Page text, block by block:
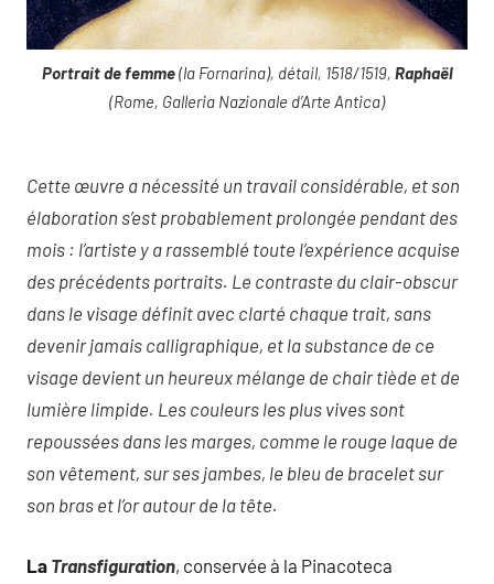
Portrait de femme(la Fornarina), détail, 1518/1519, Raphaël
(Rome, Galleria Nazionale d’Arte Antica)
Cette œuvre a nécessité un travail considérable, et son
élaboration s’est probablement prolongée pendant des
mois : l’artiste y a rassemblé toute l’expérience acquise
des précédents portraits. Le contraste du clair-obscur
dans le visage définit avec clarté chaque trait, sans
devenir jamais calligraphique, et la substance de ce
visage devient un heureux mélange de chair tiède et de
lumière limpide. Les couleurs les plus vives sont
repoussées dans les marges, comme le rouge laque de
son vêtement, sur ses jambes, le bleu de bracelet sur
son bras et l’or autour de la tête.
La Transfiguration, conservée à la Pinacoteca